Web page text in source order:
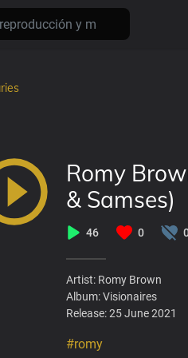
Romy
& Samses)
46 0
Artist: Romy Brown
Album: Visionaires
Release: 25 June 2021
#romy